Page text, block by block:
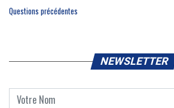
Questions précédentes
NEWSLETTER